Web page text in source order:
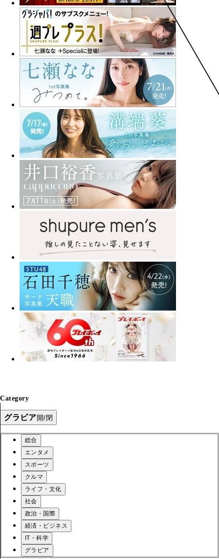
Category
グラビア開/閉
総合
エンタメ
スポーツ
クルマ
ライフ・文化
社会
政治・国際
経済・ビジネス
IT・科学
グラビア